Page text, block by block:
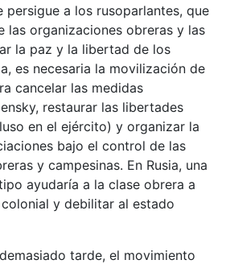
persigue a los rusoparlantes, que
las organizaciones obreras y las
la paz y la libertad de los
es necesaria la movilización de
cancelar las medidas
restaurar las libertades
en el ejército) y organizar la
bajo el control de las
y campesinas. En Rusia, una
ayudaría a la clase obrera a
y debilitar al estado
tarde, el movimiento